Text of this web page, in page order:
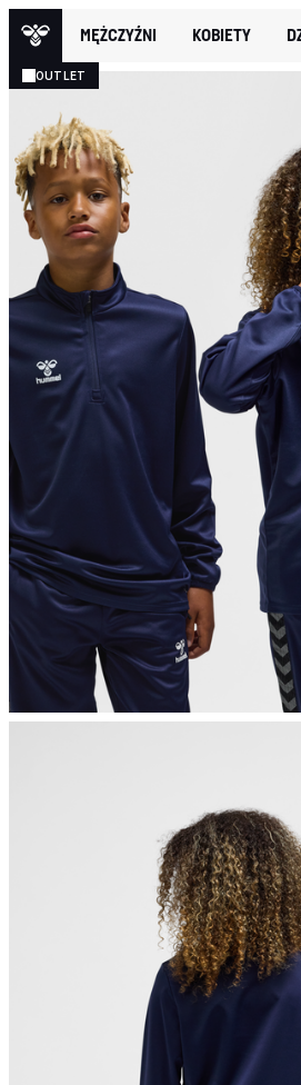
MĘŻCZYŹNI KOBIETY
OUTLET